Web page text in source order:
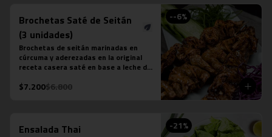
--6%
Brochetas Saté de Seitán
(3 unidades)
Brochetas de seitán marinadas en
cúrcuma y aderezadas en la original
receta casera saté en base a leche de
cilantro, tamarindo y ají.
$7.200$6.800
-21%
Ensalada Thai